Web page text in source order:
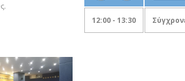
12:00 - 13:30